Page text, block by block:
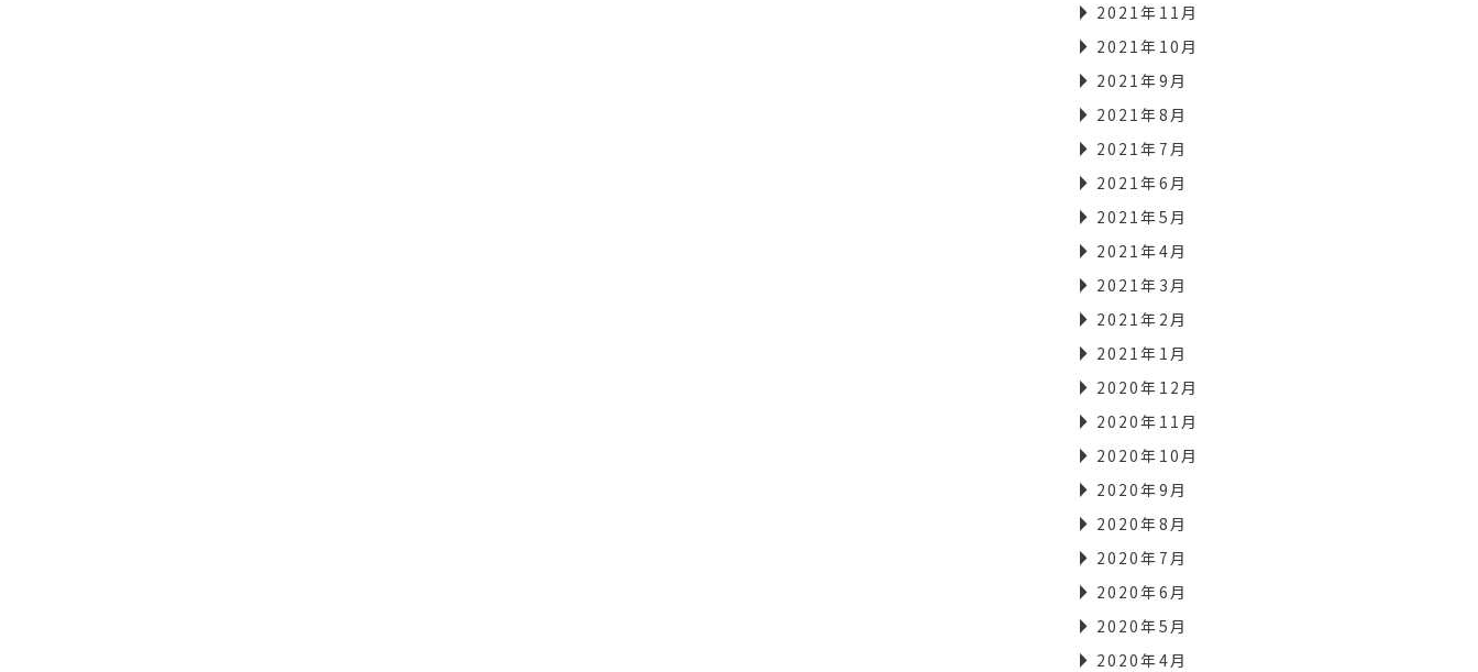
2021年11月
2021年10月
2021年9月
2021年8月
2021年7月
2021年6月
2021年5月
2021年4月
2021年3月
2021年2月
2021年1月
2020年12月
2020年11月
2020年10月
2020年9月
2020年8月
2020年7月
2020年6月
2020年5月
2020年4月